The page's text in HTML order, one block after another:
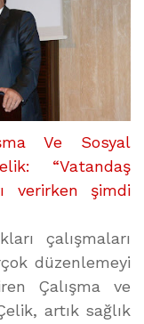
Ve Sosyal
“Vatandaş
verirken şimdi
çalışmaları
düzenlemeyi
Çalışma ve
artık sağlık